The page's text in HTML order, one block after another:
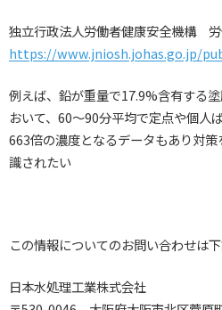
独立行政法人労働者健康安全機構
https://www.jniosh.johas.go.jp/
例えば、鉛が重量で17.9%含有する
おいて、60～90分平均で定点や個人
663倍の濃度となるデータもあり対
識されたい
この情報についてのお問い合わせは
日本水処理工業株式会社